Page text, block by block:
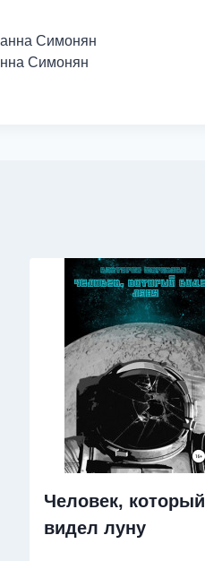
Симонян
Симонян
Человек, который
видел луну